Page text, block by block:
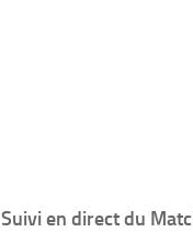
Suivi en direct du